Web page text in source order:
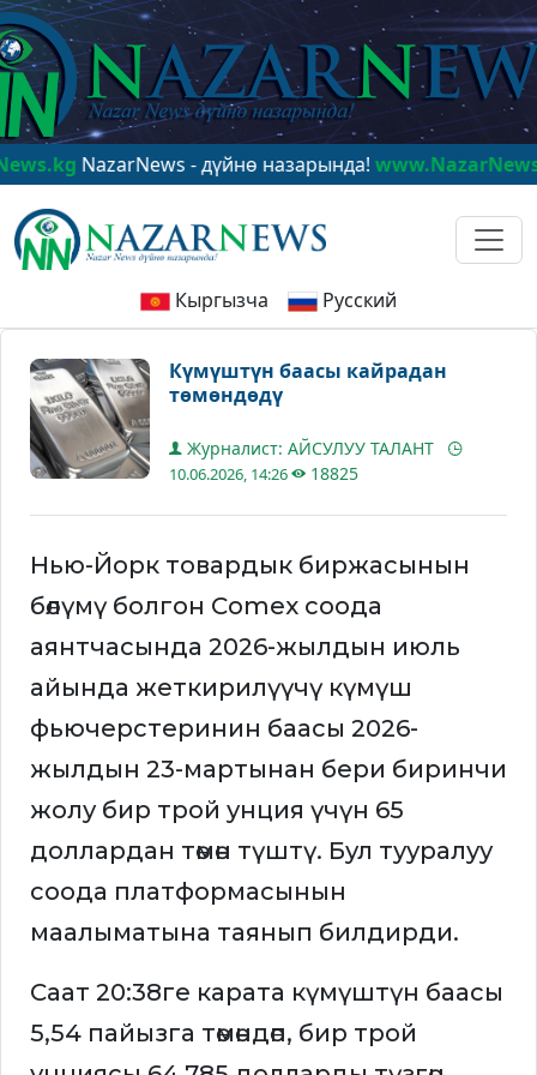
NazarNews - дүйнө назарында!www.NazarNews.kg
Кыргызча Русский
Күмүштүн баасы кайрадан
төмөндөдү
Журналист: АЙСУЛУУ ТАЛАНТ
10.06.2026, 14:26 18825
Нью-Йорк товардык биржасынын
бөлүмү болгон Comex соода
аянтчасында 2026-жылдын июль
айында жеткирилүүчү күмүш
фьючерстеринин баасы 2026-
жылдын 23-мартынан бери биринчи
жолу бир трой унция үчүн 65
доллардан төмөн түштү. Бул тууралуу
соода платформасынын
маалыматына таянып билдирди.
Саат 20:38ге карата күмүштүн баасы
5,54 пайызга төмөндөп, бир трой